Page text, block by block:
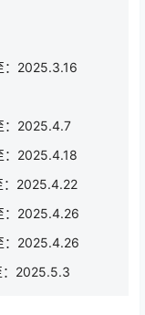
：2025.3.16
：2025.4.7
：2025.4.18
：2025.4.22
：2025.4.26
：2025.4.26
：2025.5.3